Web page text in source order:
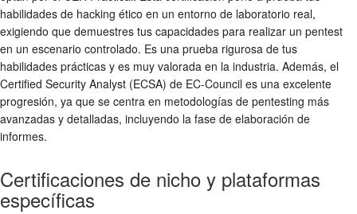
habilidades de hacking ético en un entorno de laboratorio real,
exigiendo que demuestres tus capacidades para realizar un pentest
en un escenario controlado. Es una prueba rigurosa de tus
habilidades prácticas y es muy valorada en la industria. Además, el
Certified Security Analyst (ECSA) de EC-Council es una excelente
progresión, ya que se centra en metodologías de pentesting más
avanzadas y detalladas, incluyendo la fase de elaboración de
informes.
Certificaciones de nicho y plataformas
específicas